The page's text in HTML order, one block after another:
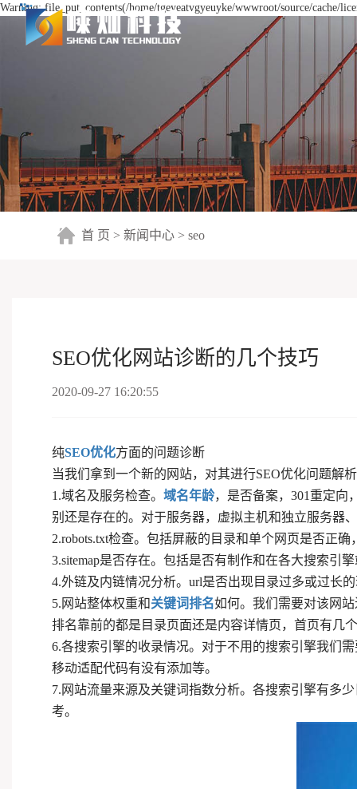
Warning: file_put_contents(/home/tgeyeatvgyeuyke/wwwroot/source/cache/
首 页 > 新闻中心 > seo
SEO优化网站诊断的几个技巧
2020-09-27 16:20:55
纯SEO优化方面的问题诊断
当我们拿到一个新的网站，对其进行SEO优化问题解
1.域名及服务检查。 域名年龄，是否备案，301重定向
别还是存在的。对于服务器，虚拟主机和独立服务器
2.robots.txt检查。包括屏蔽的目录和单个网页是否正
3.sitemap是否存在。包括是否有制作和在各大搜索引
4.外链及内链情况分析。url是否出现目录过多或过长
5.网站整体权重和关键词排名如何。我们需要对该网
排名靠前的都是目录页面还是内容详情页，首页有几
6.各搜索引擎的收录情况。对于不用的搜索引擎我们
移动适配代码有没有添加等。
7.网站流量来源及关键词指数分析。各搜索引擎有多
考。